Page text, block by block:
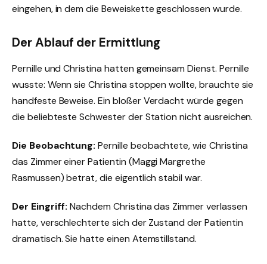
eingehen, in dem die Beweiskette geschlossen wurde.
Der Ablauf der Ermittlung
Pernille und Christina hatten gemeinsam Dienst. Pernille
wusste: Wenn sie Christina stoppen wollte, brauchte sie
handfeste Beweise. Ein bloßer Verdacht würde gegen
die beliebteste Schwester der Station nicht ausreichen.
Die Beobachtung: Pernille beobachtete, wie Christina
das Zimmer einer Patientin (Maggi Margrethe
Rasmussen) betrat, die eigentlich stabil war.
Der Eingriff: Nachdem Christina das Zimmer verlassen
hatte, verschlechterte sich der Zustand der Patientin
dramatisch. Sie hatte einen Atemstillstand.